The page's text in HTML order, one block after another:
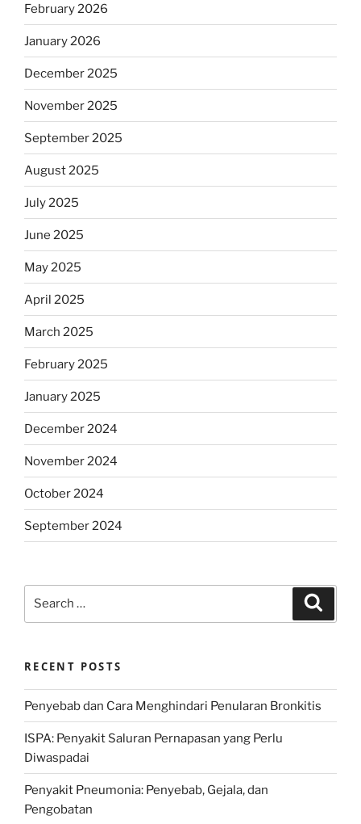
February 2026
January 2026
December 2025
November 2025
September 2025
August 2025
July 2025
June 2025
May 2025
April 2025
March 2025
February 2025
January 2025
December 2024
November 2024
October 2024
September 2024
RECENT POSTS
Penyebab dan Cara Menghindari Penularan Bronkitis
ISPA: Penyakit Saluran Pernapasan yang Perlu
Diwaspadai
Penyakit Pneumonia: Penyebab, Gejala, dan
Pengobatan